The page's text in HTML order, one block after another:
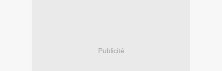
Publicité